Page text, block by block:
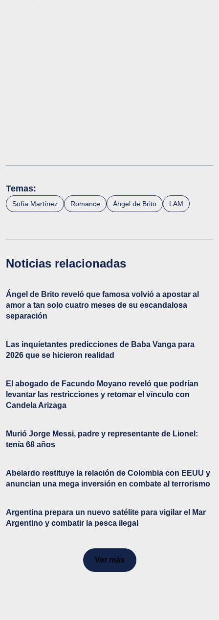
Temas:
Sofía Martínez Romance Ángel de Brito LAM
Noticias relacionadas
Ángel de Brito reveló que famosa volvió a apostar al
amor a tan solo cuatro meses de su escandalosa
separación
Las inquietantes predicciones de Baba Vanga para
2026 que se hicieron realidad
El abogado de Facundo Moyano reveló que podrían
levantar las restricciones y retomar el vínculo con
Candela Arizaga
Murió Jorge Messi, padre y representante de Lionel:
tenía 68 años
Abelardo restituye la relación de Colombia con EEUU y
anuncian una mega inversión en combate al terrorismo
Argentina prepara un nuevo satélite para vigilar el Mar
Argentino y combatir la pesca ilegal
Ver más